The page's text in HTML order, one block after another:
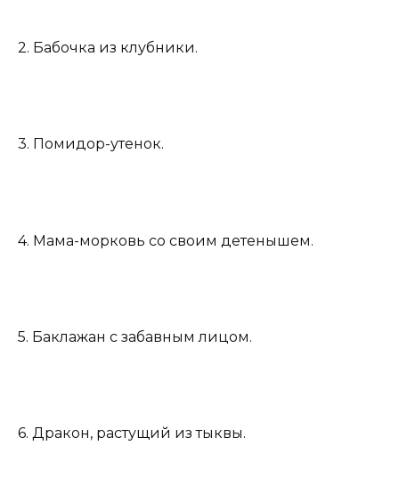
2. Бабочка из клубники.
3. Помидор-утенок.
4. Мама-морковь со своим детенышем.
5. Баклажан с забавным лицом.
6. Дракон, растущий из тыквы.